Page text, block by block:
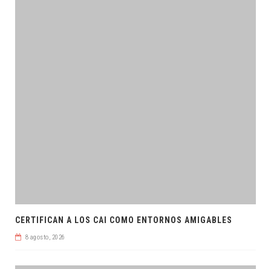
CERTIFICAN A LOS CAI COMO ENTORNOS AMIGABLES
8 agosto, 2026